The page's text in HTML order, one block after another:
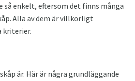
enkelt, eftersom det finns många
Alla av dem är villkorligt
kriterier.
är. Här är några grundläggande